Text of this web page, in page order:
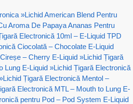
»Lichid American Blend Pentru
Aroma De Papaya Ananas Pentru
Electronică 10ml – E-Liquid TPD
Ciocolată – Chocolate E-Liquid
– Cherry E-Liquid »Lichid Țigară
Lung E-Liquid »Lichid Țigară Electronică
Lichid Țigară Electronică Mentol –
Electronică MTL – Mouth to Lung E-
pentru Pod – Pod System E-Liquid